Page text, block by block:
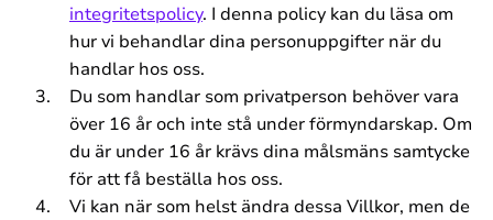
integritetspolicy. I denna policy kan du läsa om
hur vi behandlar dina personuppgifter när du
handlar hos oss.
Du som handlar som privatperson behöver vara
över 16 år och inte stå under förmyndarskap. Om
du är under 16 år krävs dina målsmäns samtycke
för att få beställa hos oss.
Vi kan när som helst ändra dessa Villkor, men de